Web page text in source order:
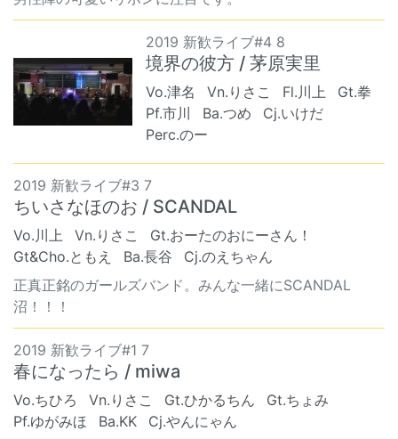
2019 新歓ライブ#4 8
境界の彼方 / 茅原実里
Vo.津名 Vn.りさこ Fl.川上
Gt.拳
Pf.市川
Ba.つめ
Cj.いけだ
Perc.のー
2019 新歓ライブ#3 7
ちいさなほのお / SCANDAL
Vo.川上 Vn.りさこ
Gt.おーたのおにーさん！
Gt&Cho.ともえ
Ba.長谷
Cj.のえちゃん
正真正銘のガールズバンド。みんな一緒にSCANDAL
沼！！！
2019 新歓ライブ#1 7
春になったら / miwa
Vo.ちひろ Vn.りさこ Gt.ひかるちん
Gt.ちょみ
Pf.ゆがみほ
Ba.KK
Cj.やんにゃん